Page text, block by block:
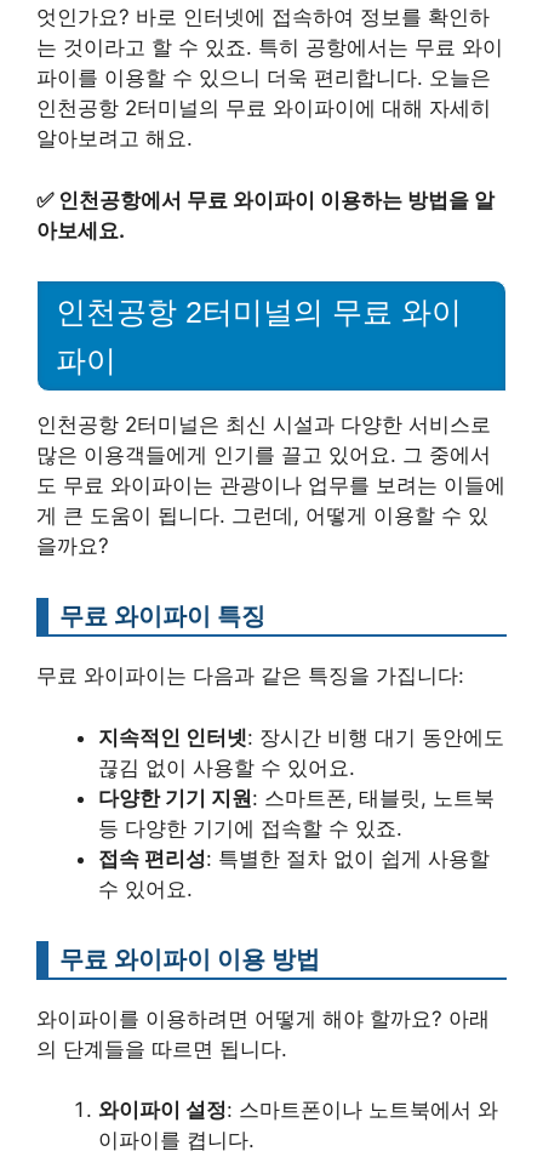
엇인가요? 바로 인터넷에 접속하여 정보를 확인하
는 것이라고 할 수 있죠. 특히 공항에서는 무료 와이
파이를 이용할 수 있으니 더욱 편리합니다. 오늘은
인천공항 2터미널의 무료 와이파이에 대해 자세히
알아보려고 해요.
✅ 인천공항에서 무료 와이파이 이용하는 방법을 알
아보세요.
인천공항 2터미널의 무료 와이
파이
인천공항 2터미널은 최신 시설과 다양한 서비스로
많은 이용객들에게 인기를 끌고 있어요. 그 중에서
도 무료 와이파이는 관광이나 업무를 보려는 이들에
게 큰 도움이 됩니다. 그런데, 어떻게 이용할 수 있
을까요?
무료 와이파이 특징
무료 와이파이는 다음과 같은 특징을 가집니다:
지속적인 인터넷: 장시간 비행 대기 동안에도
끊김 없이 사용할 수 있어요.
다양한 기기 지원: 스마트폰, 태블릿, 노트북
등 다양한 기기에 접속할 수 있죠.
접속 편리성: 특별한 절차 없이 쉽게 사용할
수 있어요.
무료 와이파이 이용 방법
와이파이를 이용하려면 어떻게 해야 할까요? 아래
의 단계들을 따르면 됩니다.
와이파이 설정: 스마트폰이나 노트북에서 와
이파이를 켭니다.